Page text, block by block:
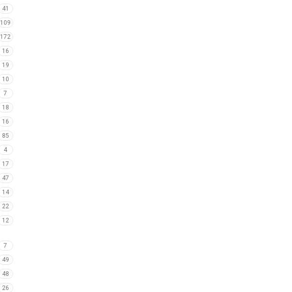
41
109
172
16
19
10
7
18
16
85
4
17
47
14
22
12
7
49
48
26